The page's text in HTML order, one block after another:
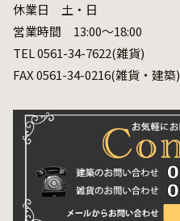
休業日 土・日
営業時間 13:00～18:00
TEL 0561-34-7622(雑貨)
FAX 0561-34-0216(雑貨・建築)